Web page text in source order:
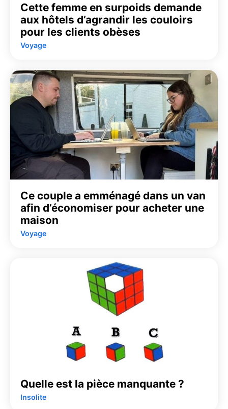
Cette femme en surpoids demande
aux hôtels d’agrandir les couloirs
pour les clients obèses
Voyage
Ce couple a emménagé dans un van
afin d’économiser pour acheter une
maison
Voyage
Quelle est la pièce manquante ?
Insolite